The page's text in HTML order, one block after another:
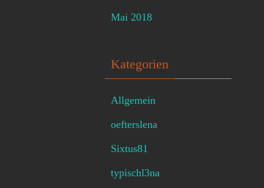
Mai 2018
Kategorien
Allgemein
oefterslena
Sixtus81
typischl3na